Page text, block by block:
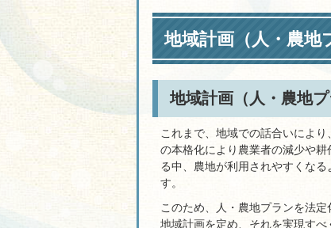
地域計画（人・農地
地域計画（人・農地
これまで、地域での話合いによ
の本格化により農業者の減少や
る中、農地が利用されやすくな
す。
このため、人・農地プランを法
地域計画を定め、それを実現す